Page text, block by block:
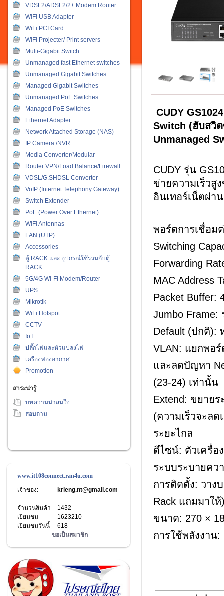
VDSL2/ADSL2/2+ Modem Router
WiFi USB Adapter
WiFi PCI Card
WiFi Projecter/ Print servers
Multi-Gigabit Switch
Unmanaged fast Ethernet switches
Unmanaged Gigabit Switches
Managed Gigabit Switches
Unmanaged PoE Switches
Managed PoE Switches
Ethernet Adapter
Network Attached Storage (NAS)
IP Camera /NVR
Media Converter/Modular
Router VPN/Load Balance/Firewall
VDSL/G.SHDSL Converter
VoIP (Internet Telephony Gateway)
Switch Extender
PoE (Power Over Ethernet)
WiFi Antennas
LAN (UTP)
Accessories
ตู้ RACK และ อุปกรณ์ใช้ร่วมกับตู้
RACK
5G/4G Wi-Fi Modem/Router
UPS
Mikrotik
WiFi Hotspot
CCTV
IoT
ปลั๊กไฟและหัวแปลงไฟ
เครื่องฟองอากาศ
Promotion
สาระน่ารู้
บทความน่าสนใจ
สอบถาม
www.it108connect.ran4u.com
เจ้าของ:
krieng.nt@gmail.com
จำนวนสินค้า
1432
เยี่ยมชม
1623210
เยี่ยมชมวันนี้
618
ขอเป็นสมาชิก
CUDY
Switch (ฮับสวิ
Unmanaged
CUDY รุ่น
ข่ายความเร็วสู
อินเทอร์เน็ตผ่า
พอร์ตการเชื่อม
Switching
Forwarding
MAC Address
Packet Buffer:
Jumbo Frame:
Default (ปกติ):
VLAN: แยกพอ
และลดปัญหา
(23-24) เท่านั้น
Extend: ขยายร
(ความเร็วจะลด
ระยะไกล
ดีไซน์: ตัวเครื่อ
ระบบระบายคว
การติดตั้ง: วาง
Rack แถมมาให้
ขนาด: 270 ×
การใช้พลังงาน